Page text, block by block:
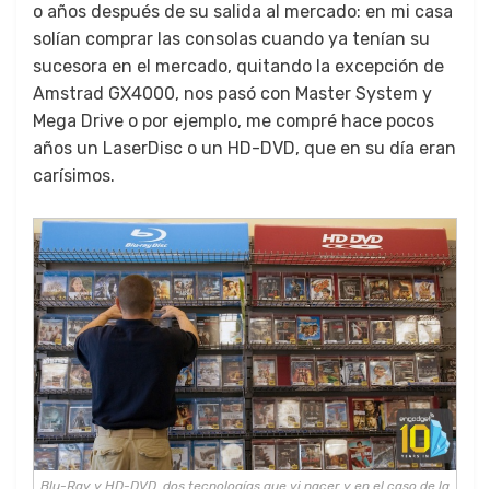
o años después de su sal­i­da al mer­ca­do: en mi casa
solían com­prar las con­so­las cuan­do ya tenían su
suce­so­ra en el mer­ca­do, qui­tan­do la excep­ción de
Amstrad GX4000, nos pasó con Mas­ter Sys­tem y
Mega Dri­ve o por ejem­p­lo, me com­pré hace pocos
años un LaserDisc o un HD-DVD, que en su día eran
carísi­mos.
Blu-Ray y HD-DVD, dos tec­nologías que vi nac­er y en el caso de la